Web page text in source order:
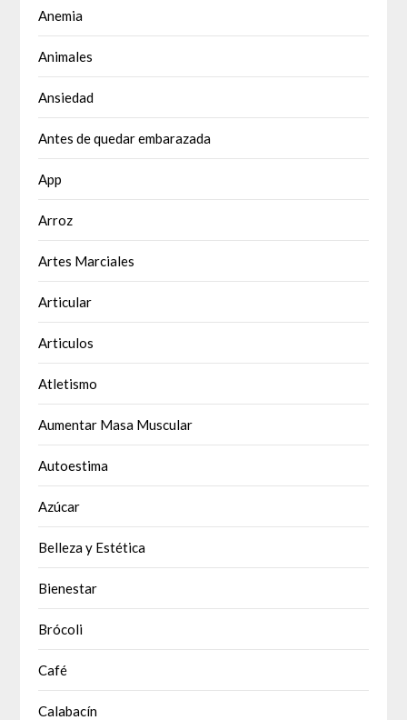
Anemia
Animales
Ansiedad
Antes de quedar embarazada
App
Arroz
Artes Marciales
Articular
Articulos
Atletismo
Aumentar Masa Muscular
Autoestima
Azúcar
Belleza y Estética
Bienestar
Brócoli
Café
Calabacín